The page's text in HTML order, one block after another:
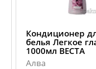
Кондиционер
белья Легкое
1000мл ВЕСТА
Алва